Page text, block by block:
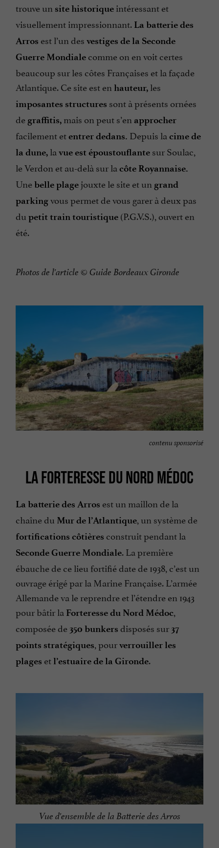
trouve un site historique intéressant et
visuellement impressionnant. La batterie des
Arros est l’un des vestiges de la Seconde
Guerre Mondiale comme on en voit certes
beaucoup sur les côtes Françaises et la façade
Atlantique. Ce site est en hauteur, les
imposantes structures sont à présents ornées
de graffitis, mais on peut s’en approcher
facilement etentrer dedans. Depuis la cime de
la dune, la vue est époustouflante sur Soulac,
le Verdon et au-delà sur la côte Royannaise.
Unebelle plagejouxte le site et un grand
parkingvous permet de vous garer à deux pas
du petit train touristique (P.G.V.S.), ouvert en
été.
Photos de l'article © Guide Bordeaux Gironde
contenu sponsorisé
LA FORTERESSE DU NORD MÉDOC
La batterie des Arros est un maillon de la
chaîne du Mur de l’Atlantique, un système de
fortifications côtières construit pendant la
Seconde Guerre Mondiale. La première
ébauche de ce lieu fortifié date de 1938, c’est un
ouvrage érigé par la Marine Française. L’armée
Allemande va le reprendre et l’étendre en 1943
pour bâtir la Forteresse du Nord Médoc,
composée de 350 bunkers disposés sur 37
points stratégiques, pourverrouiller les
plages etl’estuaire de la Gironde.
Vue d'ensemble de la Batterie des Arros